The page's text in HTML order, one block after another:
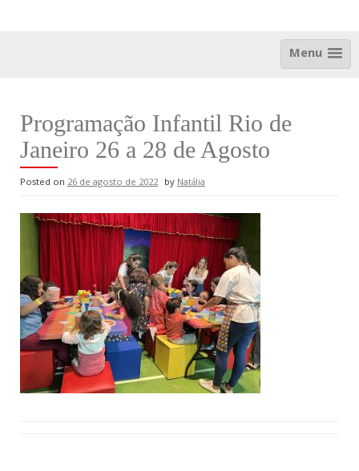
Menu
Programação Infantil Rio de
Janeiro 26 a 28 de Agosto
Posted on 26 de agosto de 2022 byNatália